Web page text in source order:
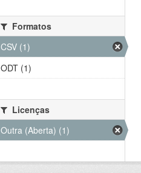
Formatos
CSV (1)
ODT (1)
Licenças
Outra (Aberta) (1)